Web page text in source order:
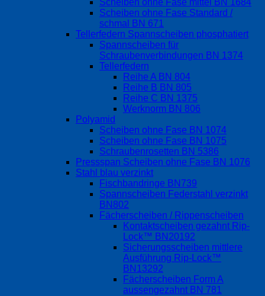
Scheiben ohne Fase mittel BN 1684
Scheiben ohne Fase Standard /
schmal BN 671
Tellerfedern Spannscheiben phosphatiert
Spannscheiben für
Schraubenverbindungen BN 1374
Tellerfedern
Reihe A BN 804
Reihe B BN 805
Reihe C BN 1375
Werknorm BN 806
Polyamid
Scheiben ohne Fase BN 1074
Scheiben ohne Fase BN 1075
Schraubenrosetten BN 5386
Pressspan Scheiben ohne Fase BN 1076
Stahl blau verzinkt
Fischbandringe BN739
Spannscheiben Federstahl verzinkt
BN802
Fächerscheiben / Rippenscheiben
Kontaktscheiben gezahnt Rip-
Lock™ BN20192
Sicherungsscheiben mittlere
Ausführung Rip-Lock™
BN13292
Fächerscheiben Form A
aussengezahnt BN 781